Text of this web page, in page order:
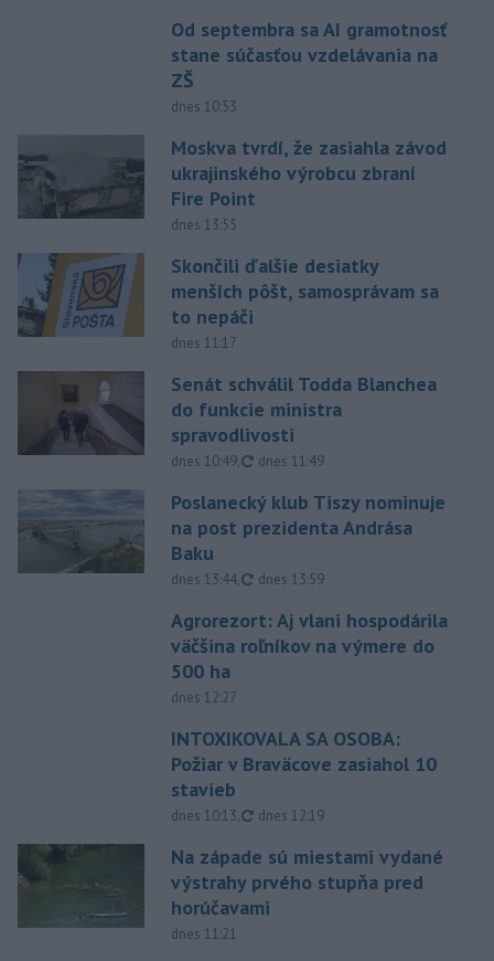
Od septembra sa AI gramotnosť
stane súčasťou vzdelávania na
ZŠ
dnes 10:53
Moskva tvrdí, že zasiahla závod
ukrajinského výrobcu zbraní
Fire Point
dnes 13:55
Skončili ďalšie desiatky
menších pôšt, samosprávam sa
to nepáči
dnes 11:17
Senát schválil Todda Blanchea
do funkcie ministra
spravodlivosti
dnes 10:49, aktualizované
dnes 11:49
Poslanecký klub Tiszy nominuje
na post prezidenta Andrása
Baku
dnes 13:44, aktualizované
dnes 13:59
Agrorezort: Aj vlani hospodárila
väčšina roľníkov na výmere do
500 ha
dnes 12:27
INTOXIKOVALA SA OSOBA:
Požiar v Braväcove zasiahol 10
stavieb
dnes 10:13, aktualizované
dnes 12:19
Na západe sú miestami vydané
výstrahy prvého stupňa pred
horúčavami
dnes 11:21